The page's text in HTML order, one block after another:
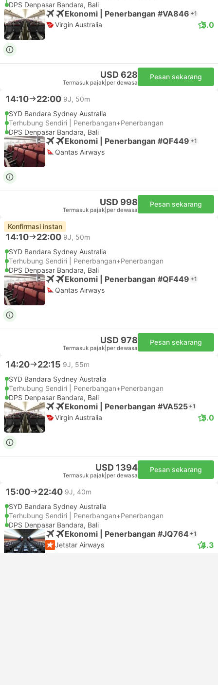
DPS Denpasar Bandara, Bali
Ekonomi | Penerbangan #VA846 +1
Virgin Australia 5.0
USD 628
Termasuk pajak per dewasa
Pesan sekarang
14:10 22:00 9J, 50m
SYD Bandara Sydney Australia
Terhubung Sendiri | Penerbangan+Penerbangan
DPS Denpasar Bandara, Bali
Ekonomi | Penerbangan #QF449 +1
Qantas Airways
USD 998
Termasuk pajak per dewasa
Pesan sekarang
Konfirmasi instan
14:10 22:00 9J, 50m
SYD Bandara Sydney Australia
Terhubung Sendiri | Penerbangan+Penerbangan
DPS Denpasar Bandara, Bali
Ekonomi | Penerbangan #QF449 +1
Qantas Airways
USD 978
Termasuk pajak per dewasa
Pesan sekarang
14:20 22:15 9J, 55m
SYD Bandara Sydney Australia
Terhubung Sendiri | Penerbangan+Penerbangan
DPS Denpasar Bandara, Bali
Ekonomi | Penerbangan #VA525 +1
Virgin Australia 5.0
USD 1394
Termasuk pajak per dewasa
Pesan sekarang
15:00 22:40 9J, 40m
SYD Bandara Sydney Australia
Terhubung Sendiri | Penerbangan+Penerbangan
DPS Denpasar Bandara, Bali
Ekonomi | Penerbangan #JQ764 +1
Jetstar Airways 4.3